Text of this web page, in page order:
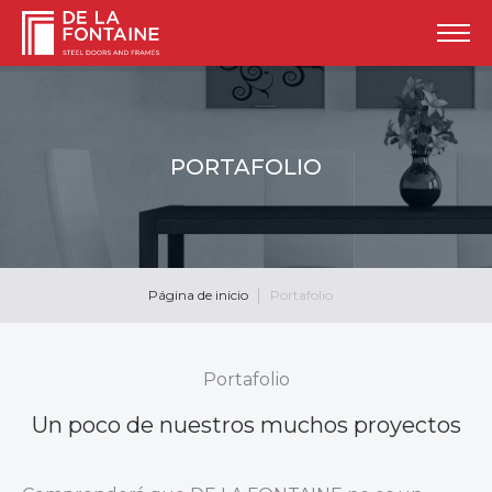
PORTAFOLIO
Página de inicio Portafolio
Portafolio
Un poco de nuestros muchos proyectos